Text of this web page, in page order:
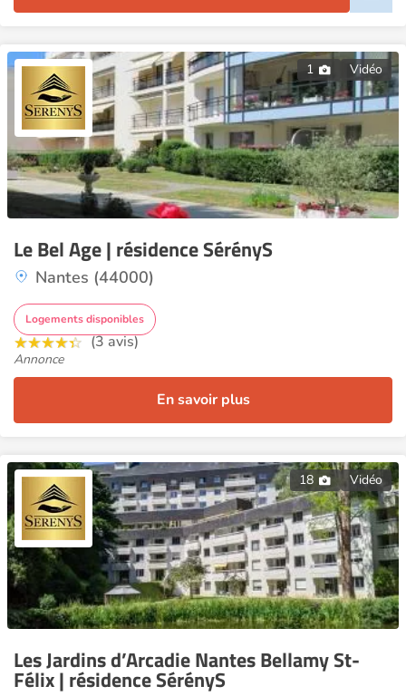
1 Vidéo
Le Bel Age | résidence SérényS
Nantes (44000)
Logements disponibles
(3 avis)
Annonce
En savoir plus
18 Vidéo
Les Jardins d’Arcadie Nantes Bellamy St-
Félix | résidence SérényS